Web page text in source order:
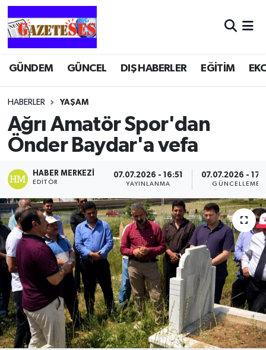
GÜNDEM GÜNCEL DIŞ HABERLER EĞİTİM
HABERLER YAŞAM
Ağrı Amatör Spor'dan
Önder Baydar'a vefa
HABER MERKEZI
EDITÖR
07.07.2026 - 16:51
YAYINLANMA
07.07.2026 -
GÜNCELLEME